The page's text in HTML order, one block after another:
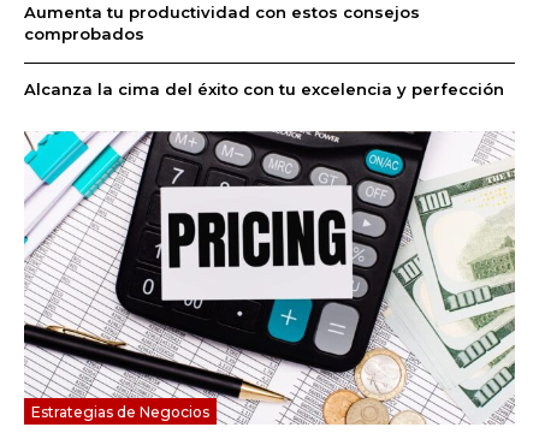
Aumenta tu productividad con estos consejos
comprobados
Alcanza la cima del éxito con tu excelencia y perfección
Estrategias de Negocios